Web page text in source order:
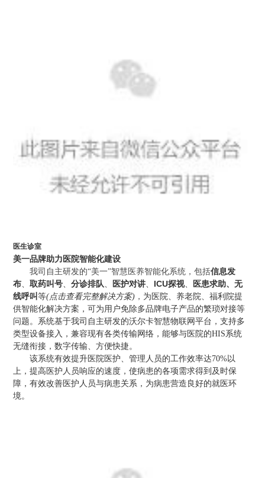
医生诊室
美一品牌 助力医院智能化建设
我司自主研发的“美一”智慧医养智能化系统，包括信息发
布 、取药叫号 、分诊排队 医护对讲 ICU探视、 医患求助、无
线呼叫等(点击查看完整解决方案) ， 为医院、养老院、福利院提
供智能化解决方案，可为用户免除多品牌电子产品的繁琐对接等
问题。系统基于我司自主研发的沃尔卡智慧物联网平台，支持多
类型设备接入，兼容现有各类传输网络，能够与医院的HIS系统
无缝衔接，数字传输 、方便快捷。
该系统有效提升医院医护、管理人员的工作效率达70%以
上，提高医护人员响应的速度，使病患的各项需求得到及时保
障，有效改善医护人员与病患关系，为病患营造良好的就医环
境。